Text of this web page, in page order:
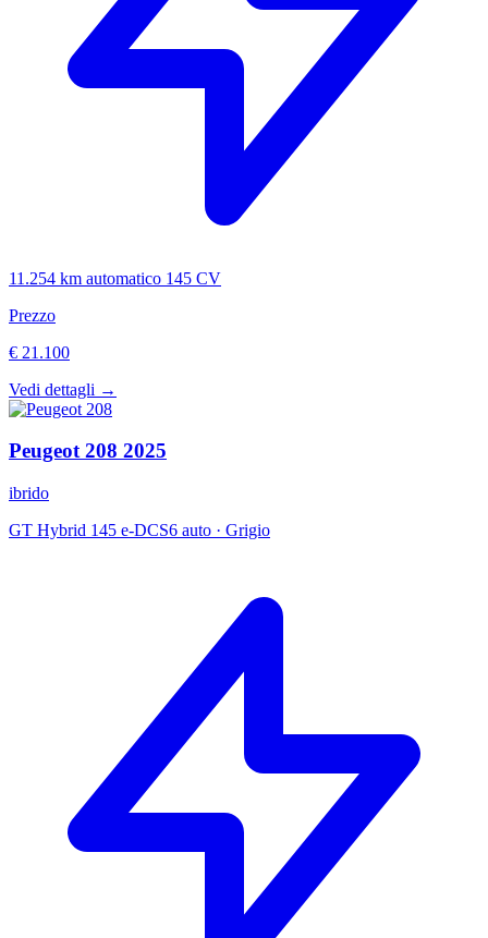
11.254 km automatico 145 CV
Prezzo
€ 21.100
Vedi dettagli →
Peugeot208 2025
ibrido
GT Hybrid 145 e-DCS6 auto · Grigio